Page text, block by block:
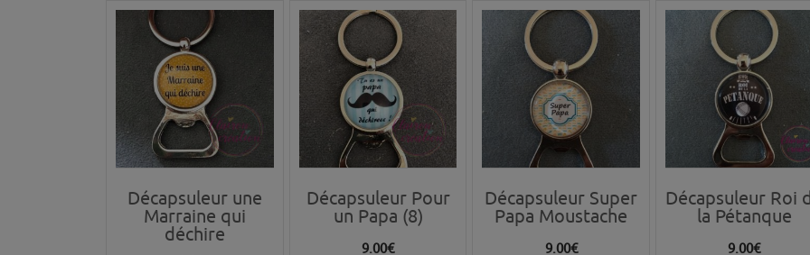
Décapsuleur une
Marraine qui
déchire
Décapsuleur Pour
un Papa (8)
9.00€
Décapsuleur Super
Papa Moustache
9.00€
Décapsuleur Roi
la Pétanque
9.00€